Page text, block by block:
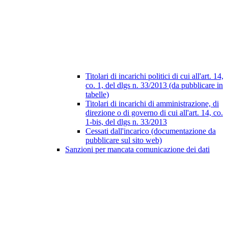
Titolari di incarichi politici di cui all'art. 14,
co. 1, del dlgs n. 33/2013 (da pubblicare in
tabelle)
Titolari di incarichi di amministrazione, di
direzione o di governo di cui all'art. 14, co.
1-bis, del dlgs n. 33/2013
Cessati dall'incarico (documentazione da
pubblicare sul sito web)
Sanzioni per mancata comunicazione dei dati